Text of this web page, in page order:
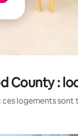
County :
ces logements